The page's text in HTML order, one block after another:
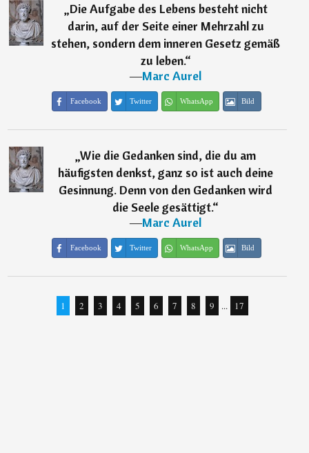
„Die Aufgabe des Lebens besteht nicht
darin, auf der Seite einer Mehrzahl zu
stehen, sondern dem inneren Gesetz gemäß
zu leben.“
―Marc Aurel
Facebook Twitter WhatsApp Bild
„Wie die Gedanken sind, die du am
häufigsten denkst, ganz so ist auch deine
Gesinnung. Denn von den Gedanken wird
die Seele gesättigt.“
―Marc Aurel
Facebook Twitter WhatsApp Bild
1 2 3 4 5 6 7 8 9 ... 17